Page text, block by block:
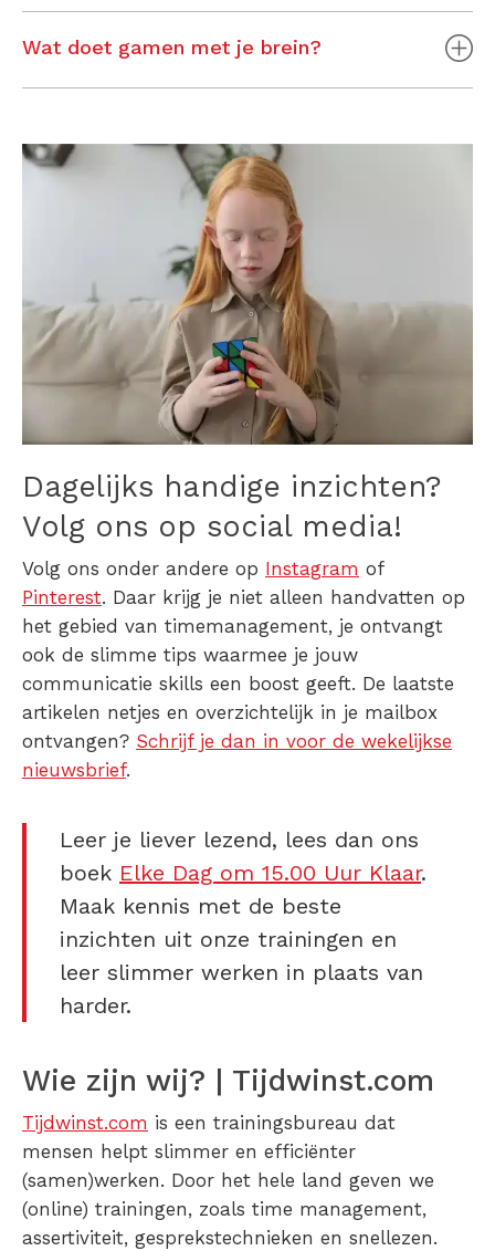
Wat doet gamen met je brein?
Dagelijks handige inzichten?
Volg ons op social media!
Volg ons onder andere op Instagram of
Pinterest. Daar krijg je niet alleen handvatten op
het gebied van timemanagement, je ontvangt
ook de slimme tips waarmee je jouw
communicatie skills een boost geeft. De laatste
artikelen netjes en overzichtelijk in je mailbox
ontvangen? Schrijf je dan in voor de wekelijkse
nieuwsbrief.
Leer je liever lezend, lees dan ons
boek Elke Dag om 15.00 Uur Klaar.
Maak kennis met de beste
inzichten uit onze trainingen en
leer slimmer werken in plaats van
harder.
Wie zijn wij? | Tijdwinst.com
Tijdwinst.com is een trainingsbureau dat
mensen helpt slimmer en efficiënter
(samen)werken. Door het hele land geven we
(online) trainingen, zoals time management,
assertiviteit, gesprekstechnieken en snellezen.